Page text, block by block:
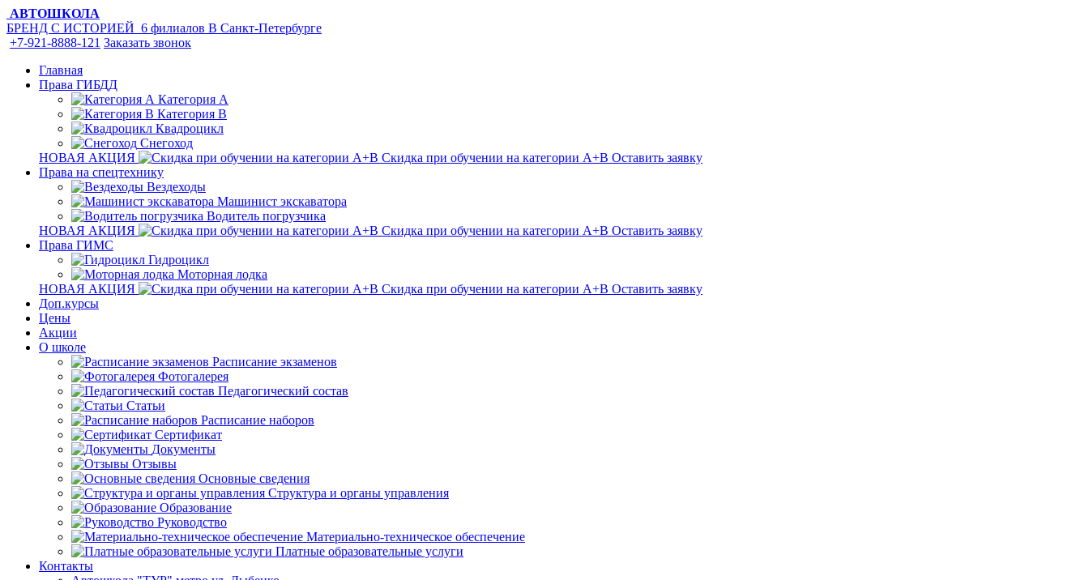
АВТОШКОЛА
БРЕНД С ИСТОРИЕЙ 6 филиалов В Санкт-Петербурге
+7-921-8888-121 Заказать звонок
Главная
Права ГИБДД
Категория A
Категория B
Квадроцикл
Снегоход
НОВАЯ АКЦИЯ
Скидка при обучении на категории А+В Оставить заявку
Права на спецтехнику
Вездеходы
Машинист экскаватора
Водитель погрузчика
НОВАЯ АКЦИЯ
Скидка при обучении на категории А+В Оставить заявку
Права ГИМС
Гидроцикл
Моторная лодка
НОВАЯ АКЦИЯ
Скидка при обучении на категории А+В Оставить заявку
Доп.курсы
Цены
Акции
О школе
Расписание экзаменов
Фотогалерея
Педагогический состав
Статьи
Расписание наборов
Сертификат
Документы
Отзывы
Основные сведения
Структура и органы управления
Образование
Руководство
Материально-техническое обеспечение
Платные образовательные услуги
Контакты